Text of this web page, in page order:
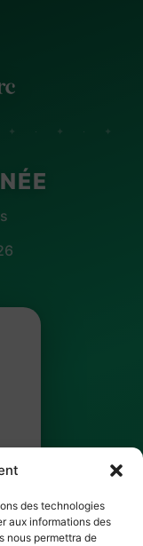
des technologies
aux informations des
nous permettra de
✦ · ✦ · ✦